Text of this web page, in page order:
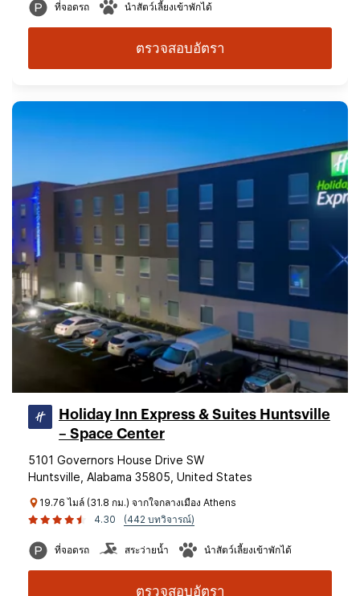
ที่จอดรถ นำสัตว์เลี้ยงเข้าพักได้
ตรวจสอบอัตรา
Holiday Inn Express & Suites Huntsville
– Space Center
5101 Governors House Drive SW
Huntsville, Alabama 35805, United States
19.76 ไมล์ (31.8 กม.) จากใจกลางเมือง Athens
4.30
(442 บทวิจารณ์)
ที่จอดรถ สระว่ายน้ำ นำสัตว์เลี้ยงเข้าพักได้
ตรวจสอบอัตรา